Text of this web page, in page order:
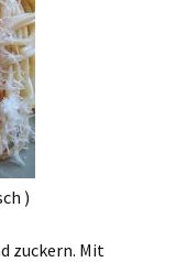
)
zuckern. Mit